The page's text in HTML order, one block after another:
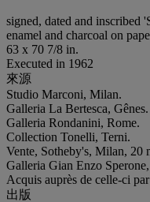
signed, dated and
enamel and charcoal on
63 x 70 7/8 in.
Executed in 1962
來源
Studio Marconi, Milan.
Galleria La Bertesca, Gênes.
Galleria Rondanini, Rome.
Collection Tonelli, Terni.
Vente, Sotheby's, Milan, 20
Galleria Gian Enzo
Acquis auprès de celle-ci
出版